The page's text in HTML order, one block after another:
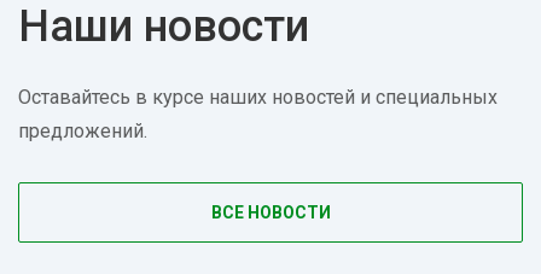
Наши новости
Оставайтесь в курсе наших новостей и специальных
предложений.
ВСЕ НОВОСТИ